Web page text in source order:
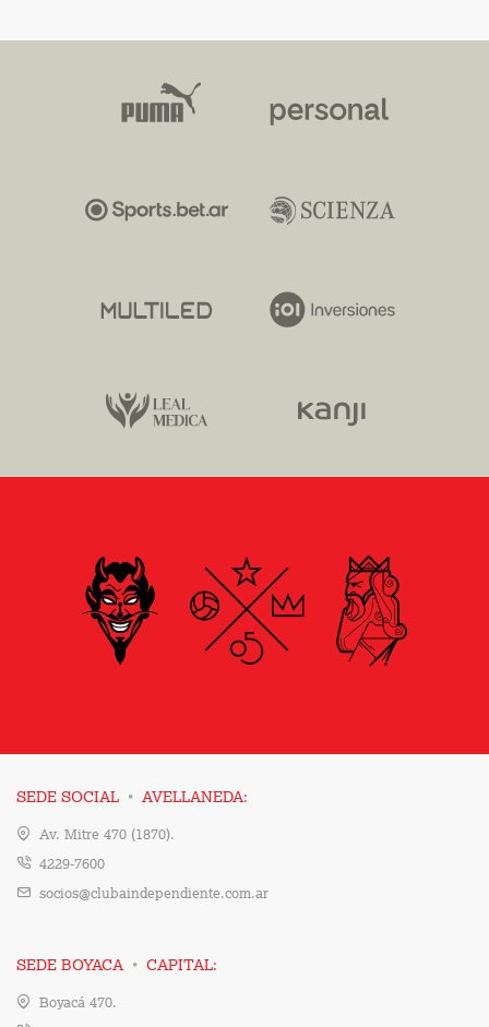
SEDE SOCIAL · AVELLANEDA:
Av. Mitre 470 (1870).
4229-7600
socios@clubaindependiente.com.ar
SEDE BOYACA · CAPITAL:
Boyacá 470.